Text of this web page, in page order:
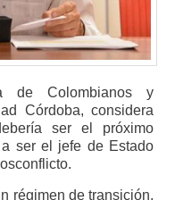
de Colombianos y
Córdoba, considera
ser el próximo
ser el jefe de Estado
régimen de transición,